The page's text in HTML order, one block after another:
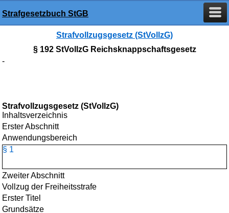
Strafgesetzbuch StGB
Strafvollzugsgesetz (StVollzG)
§ 192 StVollzG Reichsknappschaftsgesetz
-
Strafvollzugsgesetz (StVollzG)
Inhaltsverzeichnis
Erster Abschnitt
Anwendungsbereich
§ 1
Zweiter Abschnitt
Vollzug der Freiheitsstrafe
Erster Titel
Grundsätze